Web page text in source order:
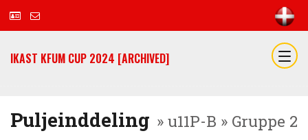
IKAST KFUM CUP 2024 [ARCHIVED]
Puljeinddeling » u11P-B » Gruppe 2